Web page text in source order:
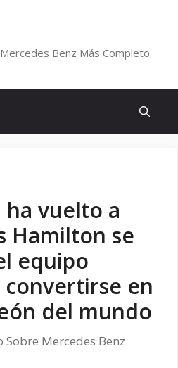
Benz Más Completo
ha vuelto a
Hamilton se
equipo
convertirse en
del mundo
Sobre Mercedes Benz